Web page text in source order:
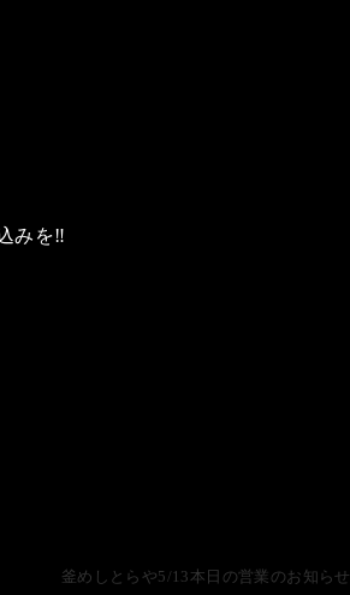
みを‼️
釜めしとらや5/13本日の営業のお知らせ